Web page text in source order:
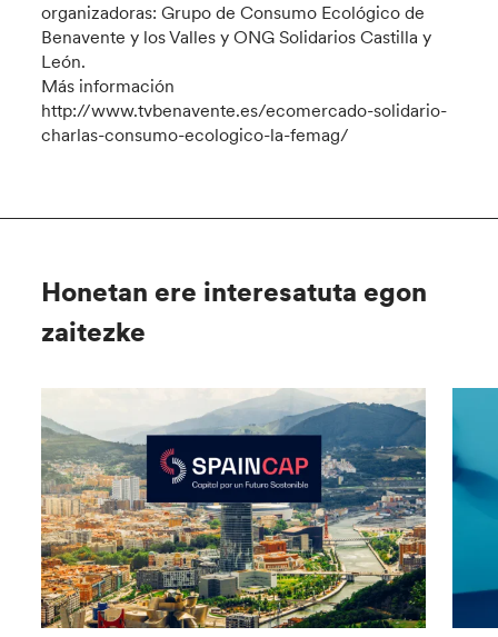
organizadoras: Grupo de Consumo Ecológico de
Benavente y los Valles y ONG Solidarios Castilla y
León.
Más información
http://www.tvbenavente.es/ecomercado-solidario-
charlas-consumo-ecologico-la-femag/
Honetan ere interesatuta egon
zaitezke